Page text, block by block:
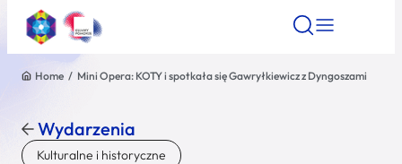
Znajdź atrakcję
Nazwa atrakcji
Home / Mini Opera: KOTY i spotkała się Gawryłkiewicz z Dyngoszami
Wydarzenia
Kulturalne i historyczne